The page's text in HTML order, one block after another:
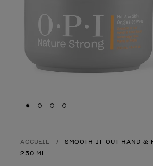
Skip to slide
Skip to slide
Skip to slide
Skip to slide
ACCUEIL
SMOOTH IT OUT HAND &
250 ML